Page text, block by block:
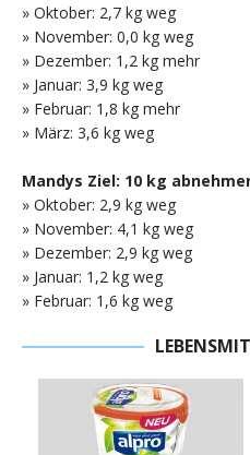
» Oktober: 2,7 kg weg
» November: 0,0 kg weg
» Dezember: 1,2 kg mehr
» Januar: 3,9 kg weg
» Februar: 1,8 kg mehr
» März: 3,6 kg weg
Mandys Ziel: 10 kg
» Oktober: 2,9 kg weg
» November: 4,1 kg weg
» Dezember: 2,9 kg weg
» Januar: 1,2 kg weg
» Februar: 1,6 kg weg